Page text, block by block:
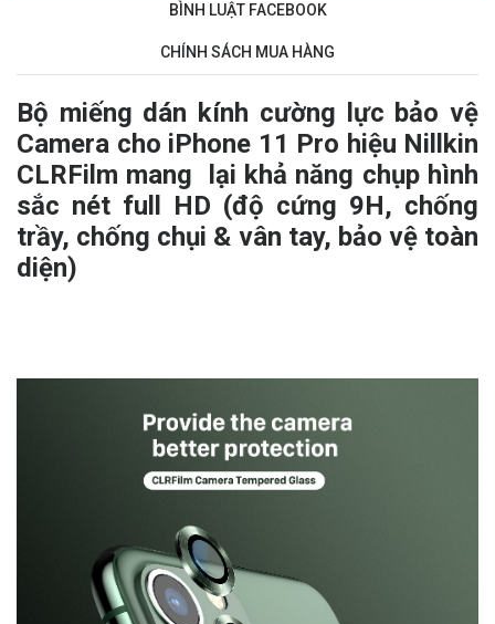
BÌNH LUẬT FACEBOOK
CHÍNH SÁCH MUA HÀNG
Bộ miếng dán kính cường lực bảo vệ
Camera cho iPhone 11 Pro hiệu Nillkin
CLRFilm mang lại khả năng chụp hình
sắc nét full HD (độ cứng 9H, chống
trầy, chống chụi & vân tay, bảo vệ toàn
diện)